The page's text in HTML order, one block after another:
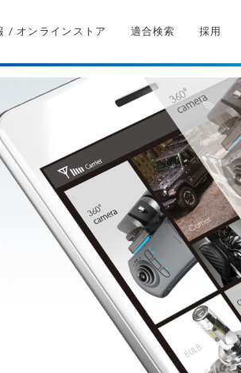
/ オンラインストア 適合検索 採用